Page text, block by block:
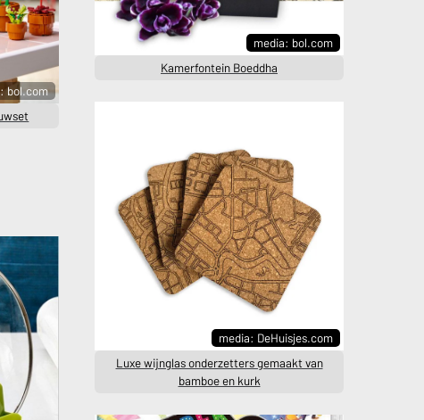
bol.com
media: bol.com
Kamerfontein Boeddha
media: DeHuisjes.com
Luxe wijnglas onderzetters gemaakt van
bamboe en kurk